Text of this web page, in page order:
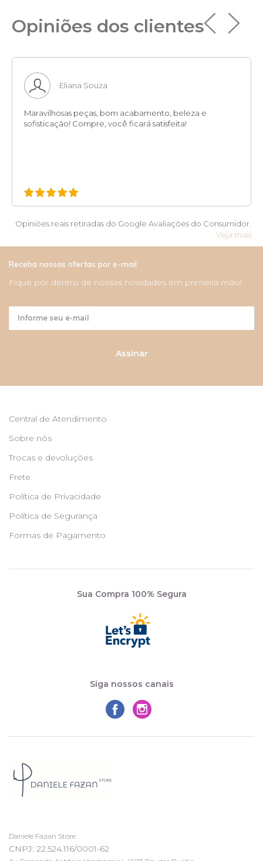
Opiniões dos clientes
Eliana Souza
Maravilhosas peças, bom acabamento, beleza e
sofisticação! Compre, você ficará satisfeita!
Opiniões reais retiradas do Google Avaliações do Consumidor.
Veja mais
Receba nossas ofertas por e-mail
Fique por dentro de nossas novidades em primeira mão!
Assinar
Daniele Fazan Store
CNPJ: 22.524.116/0001-62
Central de Atendimento
Sobre nós
Trocas e devoluções
Frete
Política de Privacidade
Política de Segurança
Formas de Pagamento
Sua Compra 100% Segura
Siga nossos canais